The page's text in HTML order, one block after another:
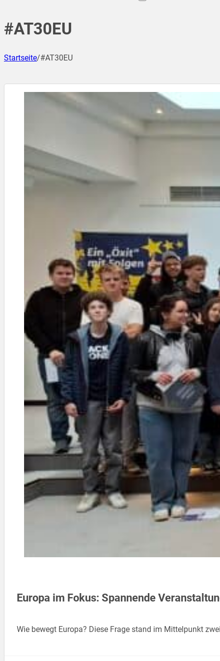
#AT30EU
Startseite/#AT30EU
Europa im Fokus: Spannende
Wie bewegt Europa? Diese Frage stand im Mittelpunkt